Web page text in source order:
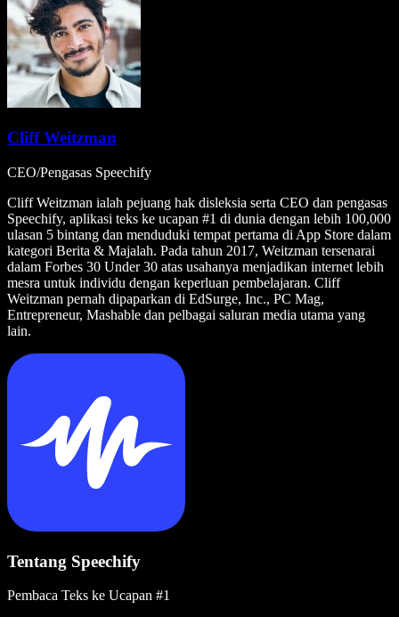
Cliff Weitzman
CEO/Pengasas Speechify
Cliff Weitzman ialah pejuang hak disleksia serta CEO dan pengasas
Speechify, aplikasi teks ke ucapan #1 di dunia dengan lebih 100,000
ulasan 5 bintang dan menduduki tempat pertama di App Store dalam
kategori Berita & Majalah. Pada tahun 2017, Weitzman tersenarai
dalam Forbes 30 Under 30 atas usahanya menjadikan internet lebih
mesra untuk individu dengan keperluan pembelajaran. Cliff
Weitzman pernah dipaparkan di EdSurge, Inc., PC Mag,
Entrepreneur, Mashable dan pelbagai saluran media utama yang
lain.
Tentang Speechify
Pembaca Teks ke Ucapan #1